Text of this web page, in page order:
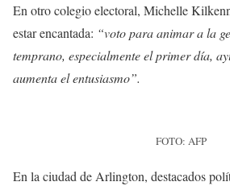
En otro colegio electoral, Michelle
estar encantada: “voto para animar a la
temprano, especialmente el primer día,
aumenta el entusiasmo”.
FOTO: AFP
En la ciudad de Arlington, destacados